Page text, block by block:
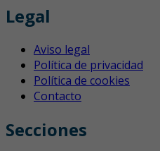
Legal
Aviso legal
Política de privacidad
Política de cookies
Contacto
Secciones